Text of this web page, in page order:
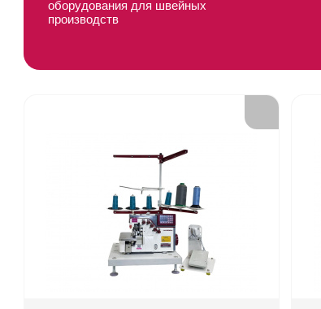
оборудования для швейных
производств